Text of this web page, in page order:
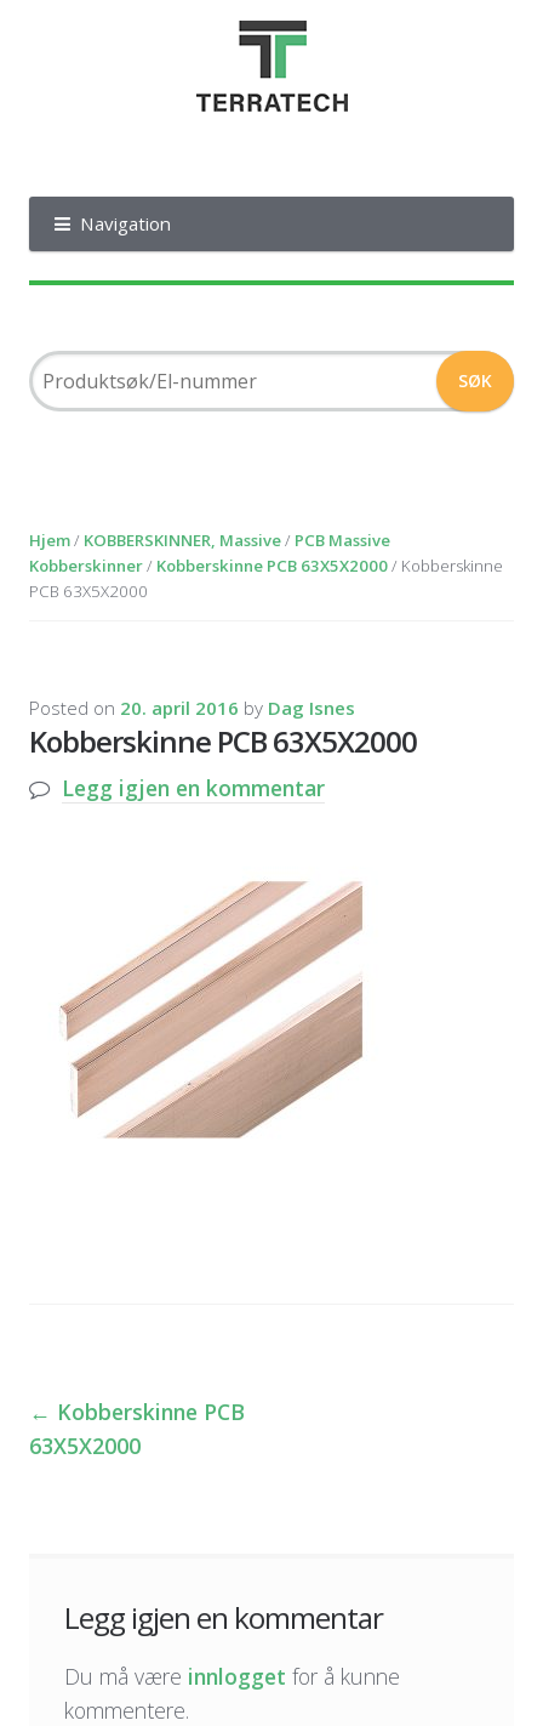
Navigation
Hjem/ KOBBERSKINNER, Massive/ PCB Massive
Kobberskinner/ Kobberskinne PCB 63X5X2000/ Kobberskinne
PCB 63X5X2000
Posted on 20. april 2016 by Dag Isnes
Kobberskinne PCB 63X5X2000
Legg igjen en kommentar
Innleggsnavigasjon
← Kobberskinne PCB
63X5X2000
Legg igjen en kommentar
Du må være innlogget for å kunne
kommentere.